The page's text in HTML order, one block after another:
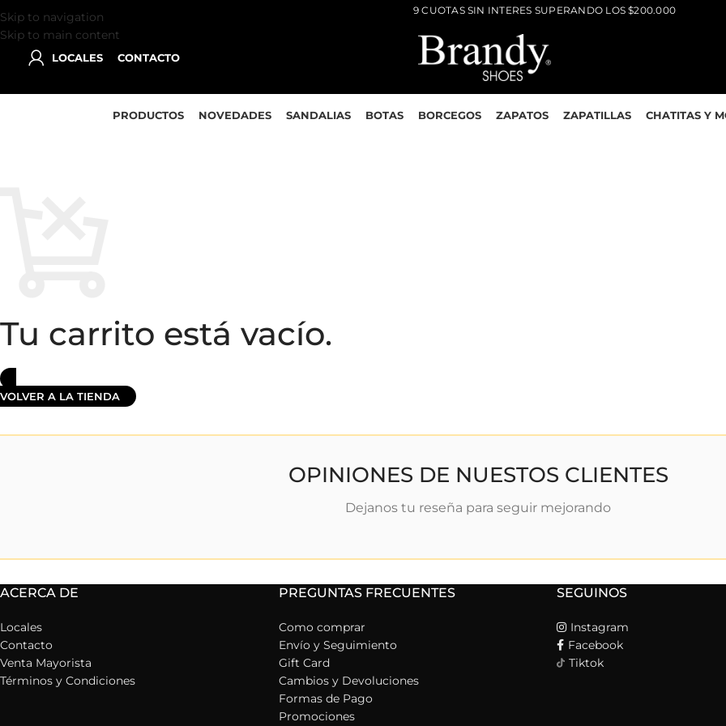
Skip to navigation
Skip to main content
9 CUOTAS SIN INTERES SUPERANDO LOS $200.000
LOCALES CONTACTO
PRODUCTOS NOVEDADES SANDALIAS BOTAS BORCEGOS ZAPATOS ZAPATILLAS CHATITAS Y
Tu carrito está vacío.
VOLVER A LA TIENDA
OPINIONES DE NUESTOS CLIENTES
Dejanos tu reseña para seguir mejorando
ACERCA DE
Locales
Contacto
Venta Mayorista
Términos y Condiciones
PREGUNTAS FRECUENTES
Como comprar
Envío y Seguimiento
Gift Card
Cambios y Devoluciones
Formas de Pago
Promociones
SEGUINOS
Instagram
Facebook
Tiktok